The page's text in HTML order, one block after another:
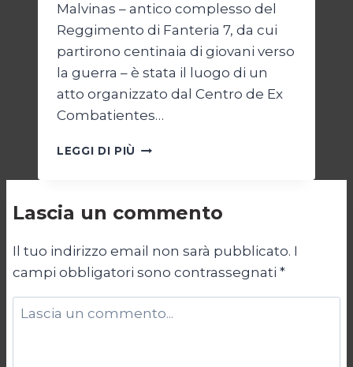
Malvinas – antico complesso del
Reggimento di Fanteria 7, da cui
partirono centinaia di giovani verso
la guerra – è stata il luogo di un
atto organizzato dal Centro de Ex
Combatientes…
LEGGI DI PIÙ LE
E
OGGI
Lascia un commento
Il tuo indirizzo email non sarà pubblicato. I
campi obbligatori sono contrassegnati *